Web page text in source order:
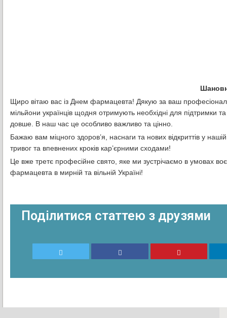
Щиро вітаю вас із Днем фармацевта! Дякую за ваш
мільйони українців щодня отримують необхідні для
довше. В наш час це особливо важливо та цінно.
Бажаю вам міцного здоров’я, наснаги та нових відкриттів у
тривог та впевнених кроків кар’єрними сходами!
Це вже третє професійне свято, яке ми зустрічаємо в умовах
фармацевта в мирній та вільній Україні!
Поділитися статтею з друзями